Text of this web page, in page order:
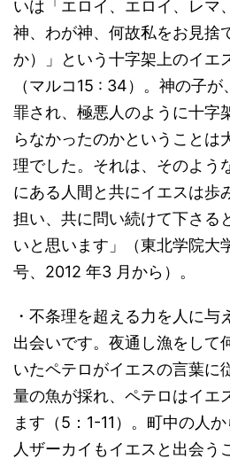
いは「エロイ、エロイ、レマ
神、わが神、何故私をお見捨
か）」という十字架上のイエ
（マルコ15 : 34）。神の子
罪され、極悪人のように十字
らなかったのかということは
理でした。それは、そのよう
にある人間と共にイエスは歩
担い、共に問い続けて下さる
いと思います」（東北学院大
号、2012 年3 月から）。
・不条理を超える力を人に与
出会いです。夜通し漁をして
いたペテロがイエスの言葉に
量の魚が採れ、ペテロはイエ
ます（5：1-11）。町中の人
人ザーカイもイエスと出会う